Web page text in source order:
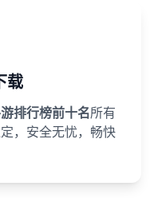
载
排行榜前十名所有
，安全无忧，畅快